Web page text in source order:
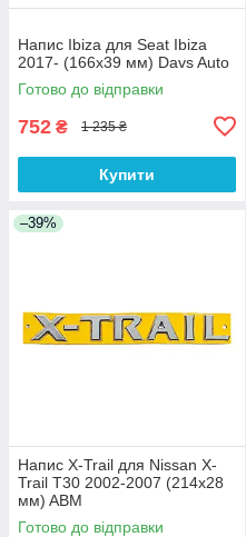
Напис Ibiza для Seat Ibiza
2017- (166х39 мм) Davs Auto
Готово до відправки
752 ₴ 1 235 ₴
Купити
–39%
Напис X-Trail для Nissan X-
Trail T30 2002-2007 (214х28
мм) ABM
Готово до відправки